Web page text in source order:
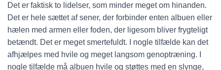
Det er faktisk to lidelser, som minder meget om hinanden.
Det er hele sættet af sener, der forbinder enten albuen eller
hælen med armen eller foden, der ligesom bliver frygteligt
betændt. Det er meget smertefuldt. I nogle tilfælde kan det
afhjælpes med hvile og meget langsom genoptræning. I
nogle tilfælde må albuen hvile og støttes med en slynge,